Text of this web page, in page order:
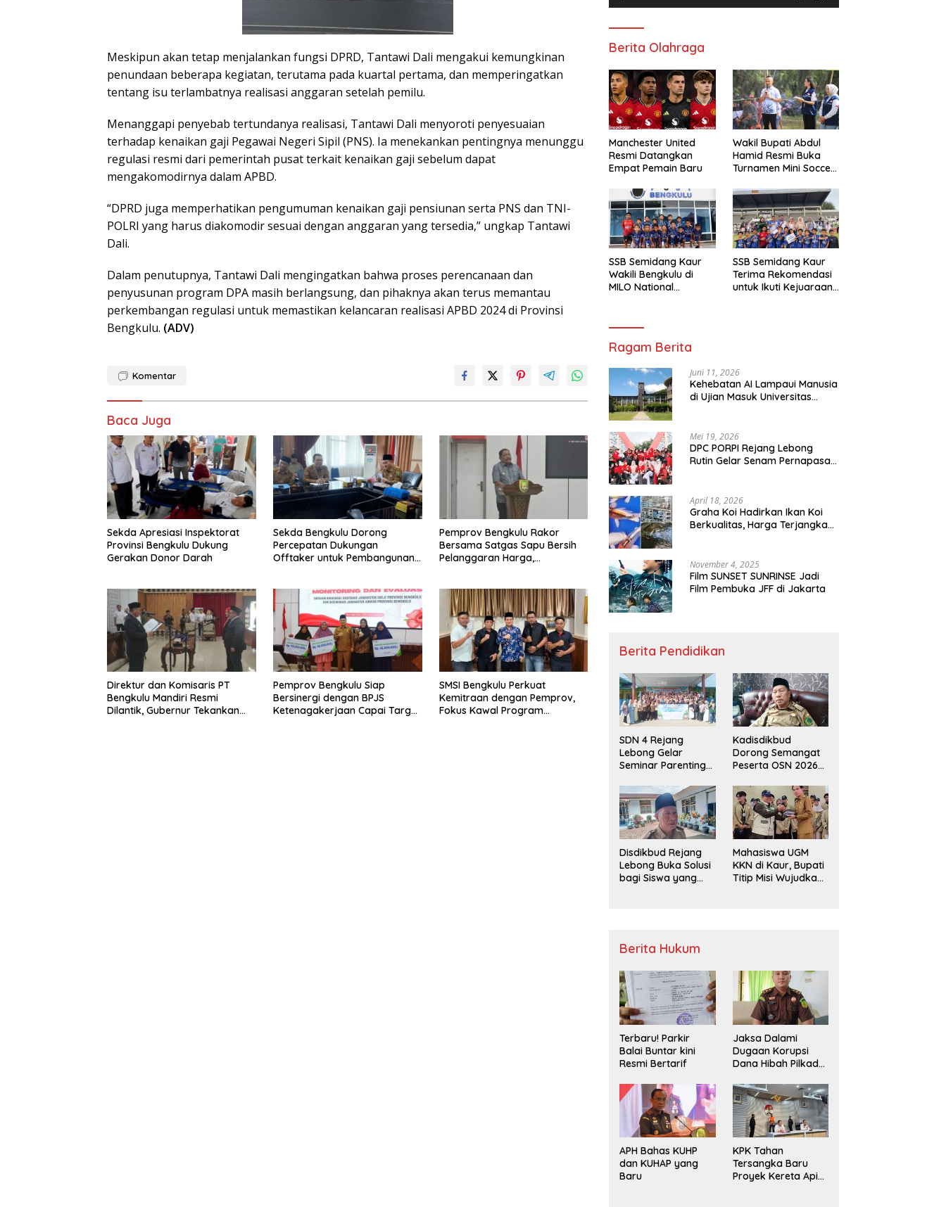
Meskipun akan tetap menjalankan fungsi DPRD, Tantawi Dali mengakui kemungkinan
penundaan beberapa kegiatan, terutama pada kuartal pertama, dan memperingatkan
tentang isu terlambatnya realisasi anggaran setelah pemilu.
Menanggapi penyebab tertundanya realisasi, Tantawi Dali menyoroti penyesuaian
terhadap kenaikan gaji Pegawai Negeri Sipil (PNS). Ia menekankan pentingnya menunggu
regulasi resmi dari pemerintah pusat terkait kenaikan gaji sebelum dapat
mengakomodirnya dalam APBD.
“DPRD juga memperhatikan pengumuman kenaikan gaji pensiunan serta PNS dan TNI-
POLRI yang harus diakomodir sesuai dengan anggaran yang tersedia,” ungkap Tantawi
Dali.
Dalam penutupnya, Tantawi Dali mengingatkan bahwa proses perencanaan dan
penyusunan program DPA masih berlangsung, dan pihaknya akan terus memantau
perkembangan regulasi untuk memastikan kelancaran realisasi APBD 2024 di Provinsi
Bengkulu. (ADV)
Komentar
Baca Juga
Sekda Apresiasi Inspektorat
Provinsi Bengkulu Dukung
Gerakan Donor Darah
Sekda Bengkulu Dorong
Percepatan Dukungan
Offtaker untuk Pembangunan
Pemprov Bengkulu Rakor
Bersama Satgas Sapu Bersih
Pelanggaran Harga,
Sorotan
Direktur dan Komisaris PT
Bengkulu Mandiri Resmi
Dilantik, Gubernur Tekankan
Pemprov Bengkulu Siap
Bersinergi dengan BPJS
Ketenagakerjaan Capai Target
SMSI Bengkulu Perkuat
Kemitraan dengan Pemprov,
Fokus Kawal Program
Berita Olahraga
Manchester United
Resmi Datangkan
Empat Pemain Baru
Wakil Bupati Abdul
Hamid Resmi Buka
Turnamen Mini Soccer
SSB Semidang Kaur
Wakili Bengkulu di
MILO National
SSB Semidang Kaur
Terima Rekomendasi
untuk Ikuti Kejuaraan
Ragam Berita
Juni 11, 2026
Kehebatan AI Lampaui Manusia
di Ujian Masuk Universitas
Mei 19, 2026
DPC PORPI Rejang Lebong
Rutin Gelar Senam Pernapasan
April 18, 2026
Graha Koi Hadirkan Ikan Koi
Berkualitas, Harga Terjangkau
November 4, 2025
Film SUNSET SUNRINSE Jadi
Film Pembuka JFF di Jakarta
Berita Pendidikan
SDN 4 Rejang
Lebong Gelar
Seminar Parenting
Bullying,
Kadisdikbud: Patut
Jadi Contoh
Kadisdikbud
Dorong Semangat
Peserta OSN 2026
Disdikbud Rejang
Lebong Buka Solusi
bagi Siswa yang
Mahasiswa UGM
KKN di Kaur, Bupati
Titip Misi Wujudkan
Berita Hukum
Terbaru! Parkir
Balai Buntar kini
Resmi Bertarif
Jaksa Dalami
Dugaan Korupsi
Dana Hibah Pilkada
Kaur
APH Bahas KUHP
dan KUHAP yang
Baru
KPK Tahan
Tersangka Baru
Proyek Kereta Api